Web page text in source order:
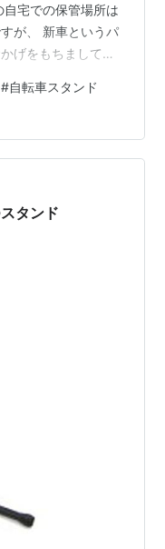
宅での保管場所は
が、 新車というパ
げをもちまして、
てあったのを、靴
出し、その場所に
少し玄関が狭くなり
今はまだきれいな
自転車が汚れてき
#自転車スタンド
タンド